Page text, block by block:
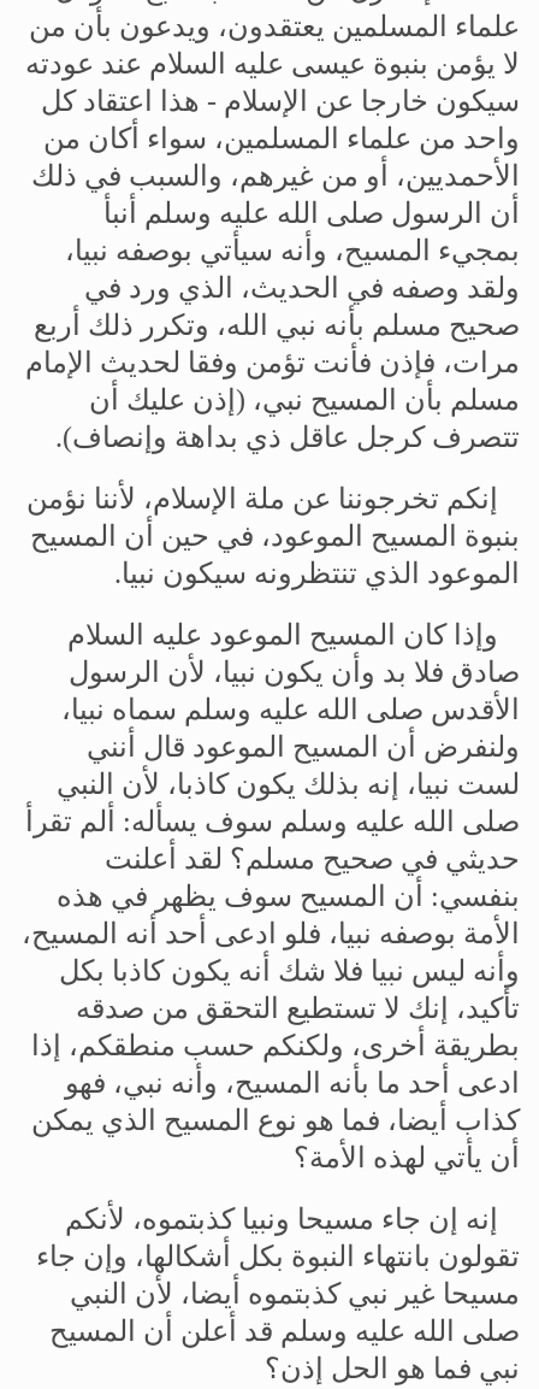
علماء
المسلمين يعتقدون، ويدعون بأن من
لا يؤمن بنبوة عيسى عليه السلام عند عودته
سيكون خارجا عن الإسلام - هذا اعتقاد كل
واحد من علماء المسلمين، سواء أكان من
الأحمديين،
أو من غيرهم، والسبب في ذلك
أن
الرسول صلى الله عليه وسلم
أنبأ
بمجيء
المسيح، وأنه سيأتي بوصفه نبيا،
ولقد وصفه في الحديث، الذي ورد في
صحيح مسلم بأنه نبي الله، وتكرر ذلك أربع
مرات، فإذن فأنت تؤمن وفقا لحديث
الإمام
مسلم بأن المسيح نبي، ( إذن عليك
أن
تتصرف كرجل عاقل ذي بداهة وإنصاف).
إنكم تخرجوننا عن ملة الإسلام، لأننا نؤمن
بنبوة
المسيح الموعود، في حين أن
المسيح
الموعود
الذي تنتظرونه سيكون نبيا.
وإذا كان المسيح الموعود عليه
السلام
صادق فلا بد وأن يكون نبيا، لأن
الرسول
الأقدس صلى الله عليه وسلم سماه نبيا،
ولنفرض
أن المسيح الموعود قال
أنني
لست نبيا، إنه بذلك يكون كاذبا، لأن
النبي
صلى
الله عليه وسلم سوف يسأله: ألم تقرأ
حديثي في صحيح مسلم؟ لقد
أعلنت
بنفسي: أن المسيح سوف يظهر في هذه
الأمة بوصفه نبيا، فلو ادعى أحد أنه
المسيح،
وأنه ليس نبيا فلا شك أنه يكون كاذبا بكل
تأكيد،
إنك لا تستطيع التحقق من صدقه
بطريقة
أخرى، ولكنكم حسب منطقكم،
إذا
ادعى
أحد ما بأنه المسيح، وأنه نبي، فهو
كذاب
أيضا، فما هو نوع المسيح الذي يمكن
أن يأتي لهذه
الأمة؟
إنه
إن جاء مسيحا ونبيا كذبتموه، لأنكم
تقولون بانتهاء النبوة بكل أشكالها، وإن جاء
مسيحا غير نبي كذبتموه أيضا، لأن
النبي
صلى
الله عليه وسلم قد أعلن أن
المسيح
نبي فما هو الحل إذن؟